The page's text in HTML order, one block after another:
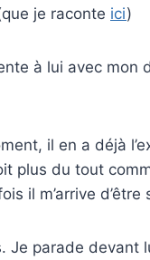
je raconte ici)
à lui avec
il en a déjà
plus du tout
il m’arrive
Je parade devant